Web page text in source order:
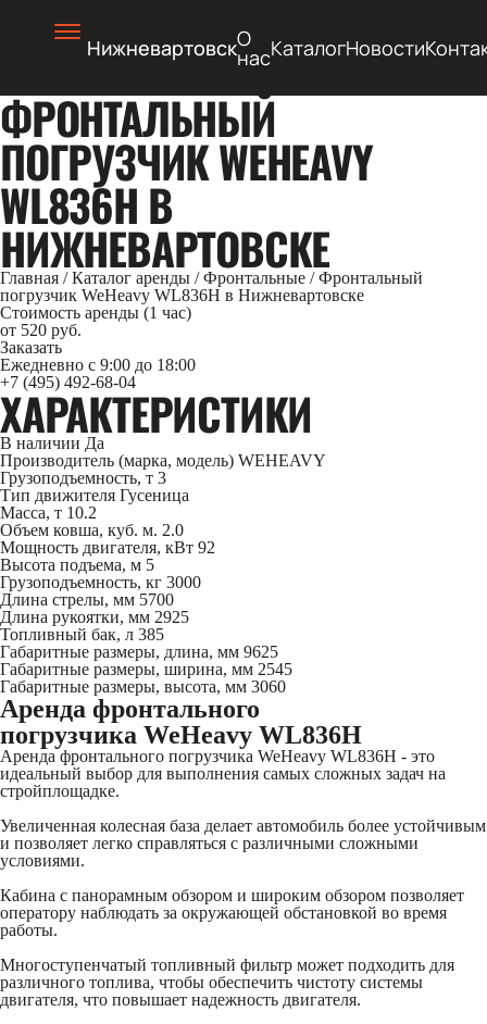
НижневартовскО
насКаталогНовости
ФРОНТАЛЬНЫЙ
ПОГРУЗЧИК WEHEAVY
WL836H В
НИЖНЕВАРТОВСКЕ
Главная / Каталог аренды / Фронтальные / Фронтальный
погрузчик WeHeavy WL836H в Нижневартовске
Стоимость аренды (1 час)
от 520 руб.
Заказать
Ежедневно с 9:00 до 18:00
+7 (495) 492-68-04
ХАРАКТЕРИСТИКИ
В наличии Да
Производитель (марка, модель) WEHEAVY
Грузоподъемность, т 3
Тип движителя Гусеница
Масса, т 10.2
Объем ковша, куб. м. 2.0
Мощность двигателя, кВт 92
Высота подъема, м 5
Грузоподъемность, кг 3000
Длина стрелы, мм 5700
Длина рукоятки, мм 2925
Топливный бак, л 385
Габаритные размеры, длина, мм 9625
Габаритные размеры, ширина, мм 2545
Габаритные размеры, высота, мм 3060
Аренда фронтального
погрузчика WeHeavy WL836H
Аренда фронтального погрузчика WeHeavy WL836H - это
идеальный выбор для выполнения самых сложных задач на
стройплощадке.
Увеличенная колесная база делает автомобиль более устойчивым
и позволяет легко справляться с различными сложными
условиями.
Кабина с панорамным обзором и широким обзором позволяет
оператору наблюдать за окружающей обстановкой во время
работы.
Многоступенчатый топливный фильтр может подходить для
различного топлива, чтобы обеспечить чистоту системы
двигателя, что повышает надежность двигателя.